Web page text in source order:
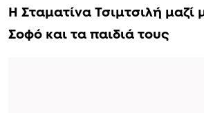
Η Σταματίνα Τσιμτσιλή μαζί
Σοφό και τα παιδιά τους